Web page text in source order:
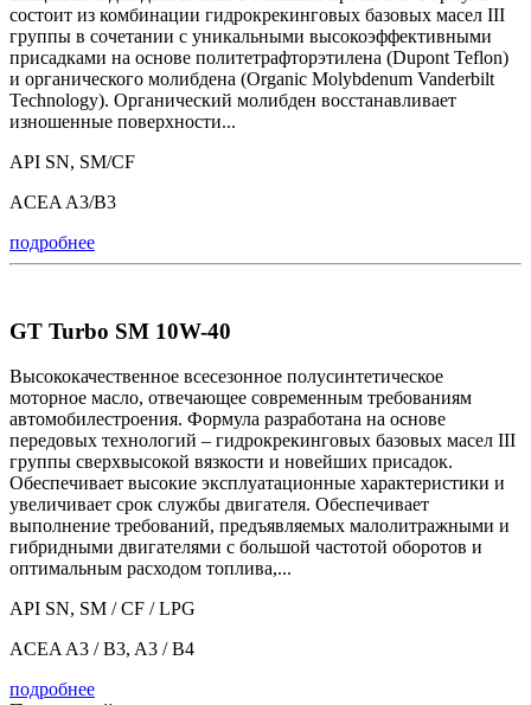
состоит из комбинации гидрокрекинговых базовых масел III
группы в сочетании с уникальными высокоэффективными
присадками на основе политетрафторэтилена (Dupont Teflon)
и органического молибдена (Organic Molybdenum Vanderbilt
Technology). Органический молибден восстанавливает
изношенные поверхности...
API SN, SM/CF
ACEA A3/B3
подробнее
GT Turbo SM 10W-40
Высококачественное всесезонное полусинтетическое
моторное масло, отвечающее современным требованиям
автомобилестроения. Формула разработана на основе
передовых технологий – гидрокрекинговых базовых масел III
группы сверхвысокой вязкости и новейших присадок.
Обеспечивает высокие эксплуатационные характеристики и
увеличивает срок службы двигателя. Обеспечивает
выполнение требований, предъявляемых малолитражными и
гибридными двигателями с большой частотой оборотов и
оптимальным расходом топлива,...
API SN, SM / CF / LPG
ACEA A3 / B3, A3 / B4
подробнее